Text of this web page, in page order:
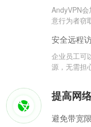
AndyVPN
意行为者窃
安全远程
企业员工可
源，无需担
提高网
避免带宽